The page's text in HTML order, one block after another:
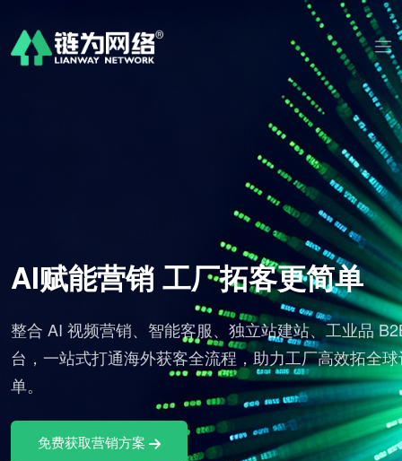
AI赋能营销 工厂拓客更简单
整合 AI 视频营销、智能客服、独立站建站、工业品
台，一站式打通海外获客全流程，助力工厂高效拓全
单。
免费获取营销方案